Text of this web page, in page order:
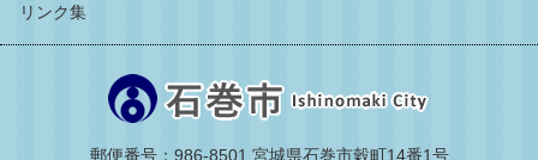
リンク集
郵便番号：986-8501 宮城県石巻市穀町14番1号